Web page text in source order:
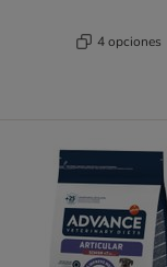
4 opciones